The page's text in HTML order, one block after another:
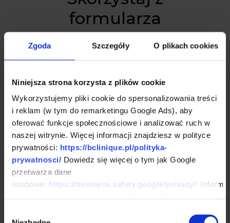
Zgoda Szczegóły O plikach cookies
Niniejsza strona korzysta z plików cookie
Wykorzystujemy pliki cookie do spersonalizowania treści
i reklam (w tym do remarketingu Google Ads), aby
oferować funkcje społecznościowe i analizować ruch w
naszej witrynie. Więcej informacji znajdziesz w polityce
prywatności: https://bclinique.pl/polityka-
prywatnosci/ Dowiedz się więcej o tym jak Google
przetwarza dane
osobowe: https://business.safety.google/privacy/.
analitycznym. Partnerzy mogą połączyć te informacje z
formularza
I ZADAJ NAM
PYTANIE